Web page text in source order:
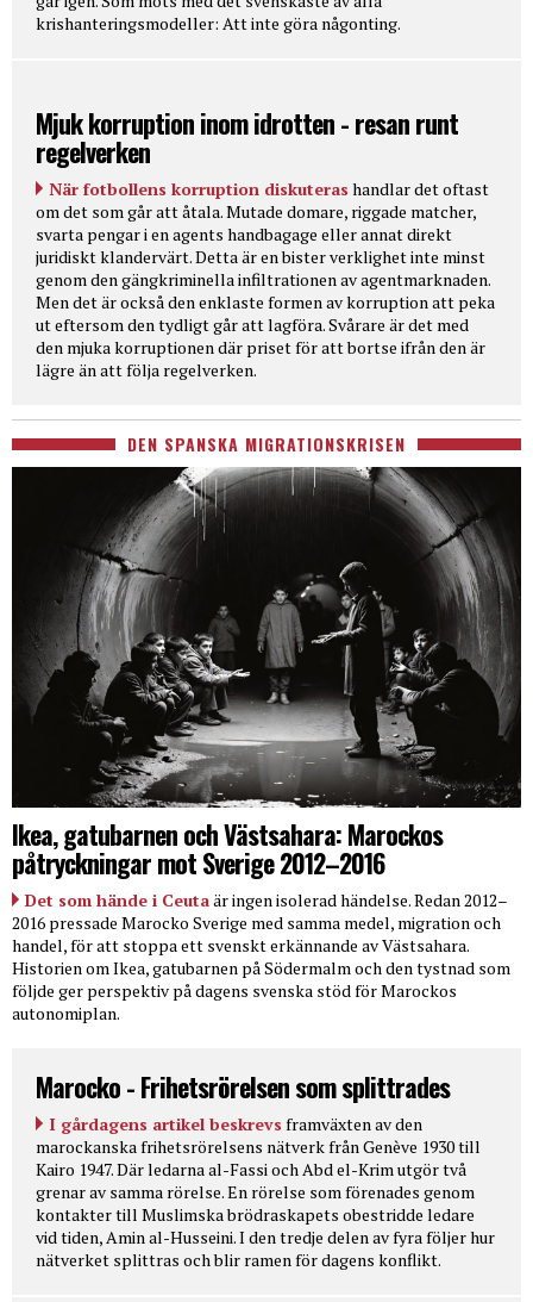
krishanteringsmodeller: Att inte göra någonting.
Mjuk korruption inom idrotten - resan runt
regelverken
När fotbollens korruption diskuteras handlar det oftast
om det som går att åtala. Mutade domare, riggade matcher,
svarta pengar i en agents handbagage eller annat direkt
juridiskt klandervärt. Detta är en bister verklighet inte minst
genom den gängkriminella infiltrationen av agentmarknaden.
Men det är också den enklaste formen av korruption att peka
ut eftersom den tydligt går att lagföra. Svårare är det med
den mjuka korruptionen där priset för att bortse ifrån den är
lägre än att följa regelverken.
DEN SPANSKA MIGRATIONSKRISEN
Ikea, gatubarnen och Västsahara: Marockos
påtryckningar mot Sverige 2012–2016
Det som hände i Ceutaär ingen isolerad händelse. Redan 2012–
2016 pressade Marocko Sverige med samma medel, migration och
handel, för att stoppa ett svenskt erkännande av Västsahara.
Historien om Ikea, gatubarnen på Södermalm och den tystnad som
följde ger perspektiv på dagens svenska stöd för Marockos
autonomiplan.
Marocko - Frihetsrörelsen som splittrades
I gårdagens artikel beskrevs framväxten av den
marockanska frihetsrörelsens nätverk från Genève 1930 till
Kairo 1947. Där ledarna al-Fassi och Abd el-Krim utgör två
grenar av samma rörelse. En rörelse som förenades genom
kontakter till Muslimska brödraskapets obestridde ledare
vid tiden, Amin al-Husseini. I den tredje delen av fyra följer hur
nätverket splittras och blir ramen för dagens konflikt.